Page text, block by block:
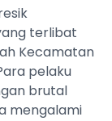
terlibat
Kecamatan
pelaku
brutal
mengalami